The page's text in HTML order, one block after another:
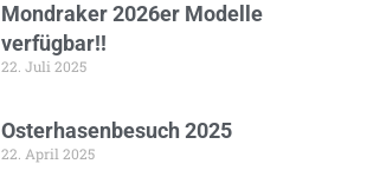
Mondraker 2026er Modelle
verfügbar!!
22. Juli 2025
Osterhasenbesuch 2025
22. April 2025